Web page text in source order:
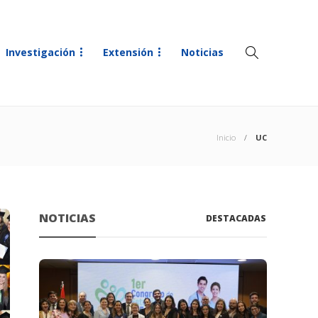
Investigación Extensión Noticias
Inicio UC
NOTICIAS DESTACADAS